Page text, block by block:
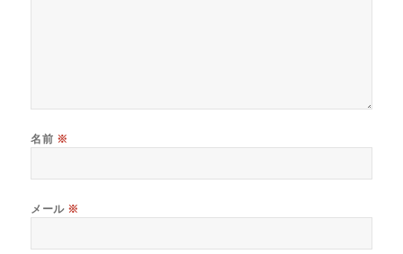
名前 ※
メール ※